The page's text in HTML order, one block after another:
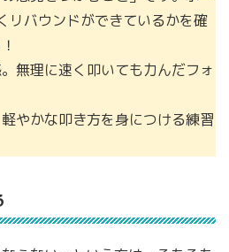
リバウンドができているかを確
無理に速く叩いても力んだフォ
やかな叩き方を身につける練習